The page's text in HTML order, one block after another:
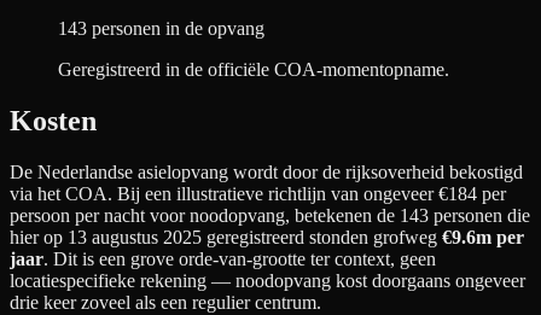
143 personen in de opvang
Geregistreerd in de officiële COA-momentopname.
Kosten
De Nederlandse asielopvang wordt door de rijksoverheid bekostigd
via het COA. Bij een illustratieve richtlijn van ongeveer €184 per
persoon per nacht voor noodopvang, betekenen de 143 personen die
hier op 13 augustus 2025 geregistreerd stonden grofweg €9.6m per
jaar. Dit is een grove orde-van-grootte ter context, geen
locatiespecifieke rekening — noodopvang kost doorgaans ongeveer
drie keer zoveel als een regulier centrum.